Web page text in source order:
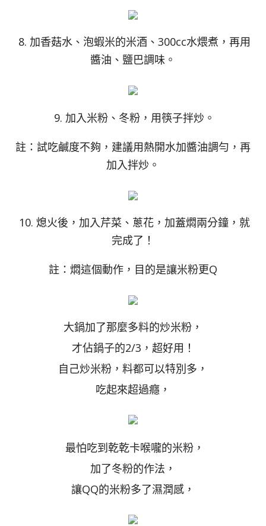
8. 加香菇水、泡蝦米的米酒、300cc水煨煮，再用
醬油、鹽巴調味。
9. 加入米粉、冬粉，用筷子拌炒。
註：試吃鹹度不夠，建議用熱開水加醬油調勻，再
加入拌炒。
10. 熄火後，加入芹菜、蔥花，加蓋燜兩分鐘，就
完成了！
註：燜這個動作，目的是讓米粉更Q
大鍋加了那麼多料的炒米粉，
才佔鍋子的2/3，超好用！
自己炒米粉，料都可以特別多，
吃起來超過癮，
最怕吃到乾乾卡喉嚨的米粉，
加了冬粉的作法，
讓QQ的米粉多了濕潤感，